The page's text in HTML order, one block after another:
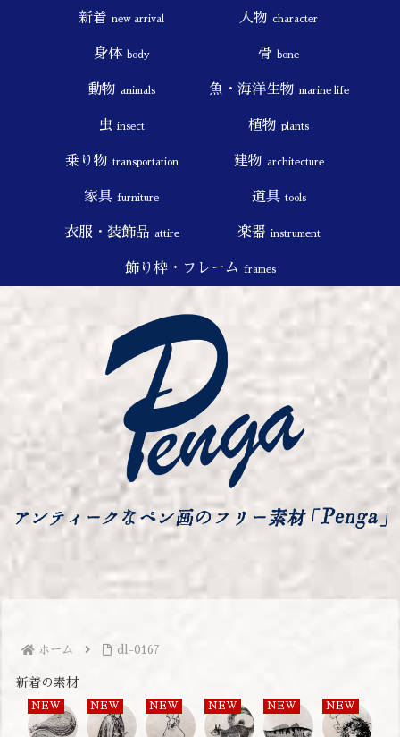
新着 new arrival 人物 character
身体 body 骨 bone
動物 animals 魚・海洋生物 marine life
虫 insect 植物 plants
乗り物 transportation 建物 architecture
家具 furniture 道具 tools
衣服・装飾品 attire 楽器 instrument
飾り枠・フレーム frames
ホーム dl-0167
新着の素材